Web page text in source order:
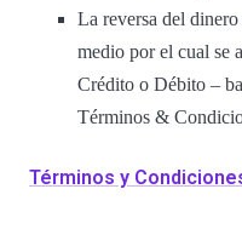
La reversa del
medio por el cual se
Crédito o Débito –
Términos &
Términos y